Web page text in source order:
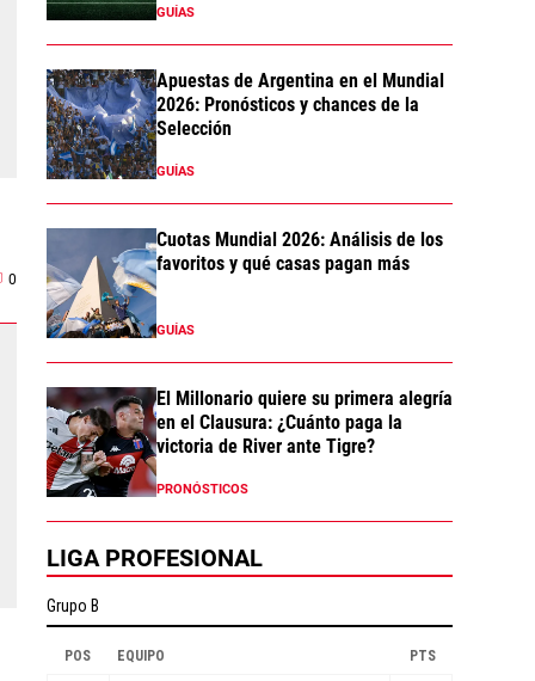
0
GUÍAS
Apuestas de Argentina en el Mundial
2026: Pronósticos y chances de la
Selección
GUÍAS
Cuotas Mundial 2026: Análisis de los
favoritos y qué casas pagan más
GUÍAS
El Millonario quiere su primera alegría
en el Clausura: ¿Cuánto paga la
victoria de River ante Tigre?
PRONÓSTICOS
LIGA PROFESIONAL